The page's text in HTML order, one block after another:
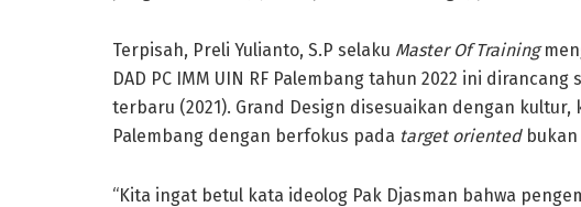
Terpisah, Preli Yulianto, S.P selaku Master Of Training
DAD PC IMM UIN RF Palembang tahun 2022 ini
terbaru (2021). Grand Design disesuaikan dengan
Palembang dengan berfokus pada target orientedbukan
“Kita ingat betul kata ideolog Pak Djasman bahwa